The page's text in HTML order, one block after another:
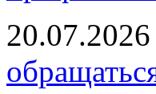
20.07.2026